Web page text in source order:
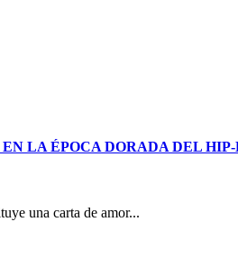
LA ÉPOCA DORADA DEL
una carta de amor...